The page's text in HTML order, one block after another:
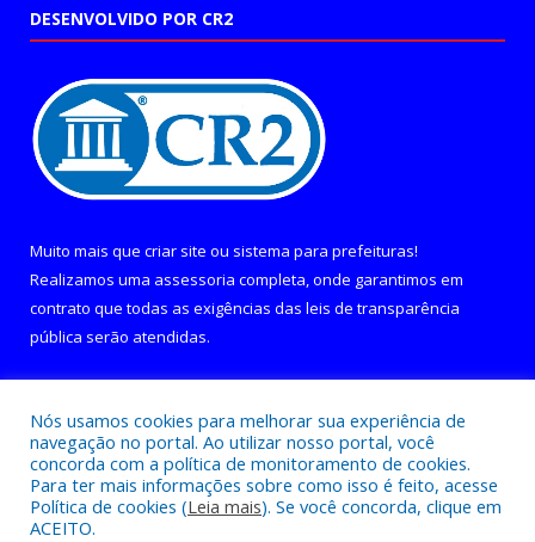
DESENVOLVIDO POR CR2
Muito mais que criar site ou sistema para prefeituras!
Realizamos uma assessoria completa, onde garantimos em
contrato que todas as exigências das leis de transparência
pública serão atendidas.
Todos os direitos reservados a Câmara Municipal de Curralinho.
Nós usamos cookies para melhorar sua experiência de
navegação no portal. Ao utilizar nosso portal, você
concorda com a política de monitoramento de cookies.
Para ter mais informações sobre como isso é feito, acesse
Política de cookies (Leia mais). Se você concorda, clique em
ACEITO.